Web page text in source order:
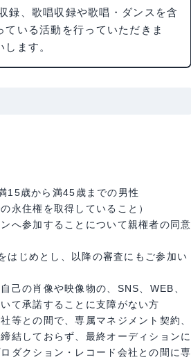
録、歌唱収録や歌唱・ダンスを含
いる活動を行っていただきま
ます。
15歳から満45歳までの男性
永住権を取得していること）
へ参加することについて親権者の同意
はじめとし、以降の審査にもご参加い
己の肖像や映像物の、SNS、WEB、
て承諾することに支障がない方
等との間で、専属マネジメント契約、
結しておらず、最終オーディションに
ダクション・レコード会社との間に専